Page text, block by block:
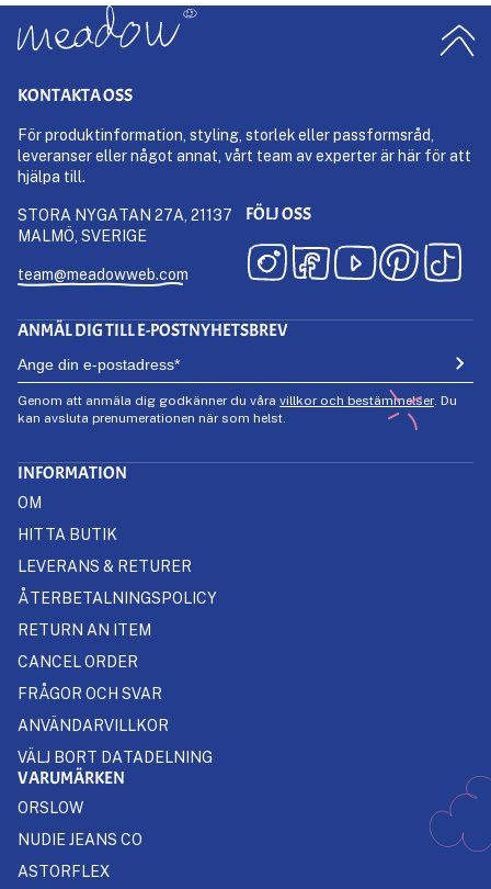
KONTAKTA OSS
För produktinformation, styling, storlek eller passformsråd,
leveranser eller något annat, vårt team av experter är här för att
hjälpa till.
STORA NYGATAN 27A, 21137
MALMÖ, SVERIGE
team@meadowweb.com
FÖLJ OSS
ANMÄL DIG TILL E-POSTNYHETSBREV
Genom att anmäla dig godkänner du våra villkor och bestämmelser. Du
kan avsluta prenumerationen när som helst.
INFORMATION
OM
HITTA BUTIK
LEVERANS & RETURER
ÅTERBETALNINGSPOLICY
RETURN AN ITEM
CANCEL ORDER
FRÅGOR OCH SVAR
ANVÄNDARVILLKOR
VÄLJ BORT DATADELNING
VARUMÄRKEN
ORSLOW
NUDIE JEANS CO
ASTORFLEX